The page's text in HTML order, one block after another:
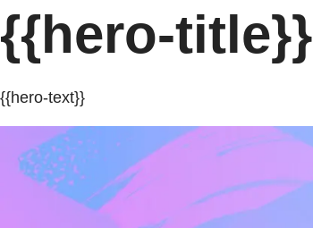
{{hero-title}}
{{hero-text}}